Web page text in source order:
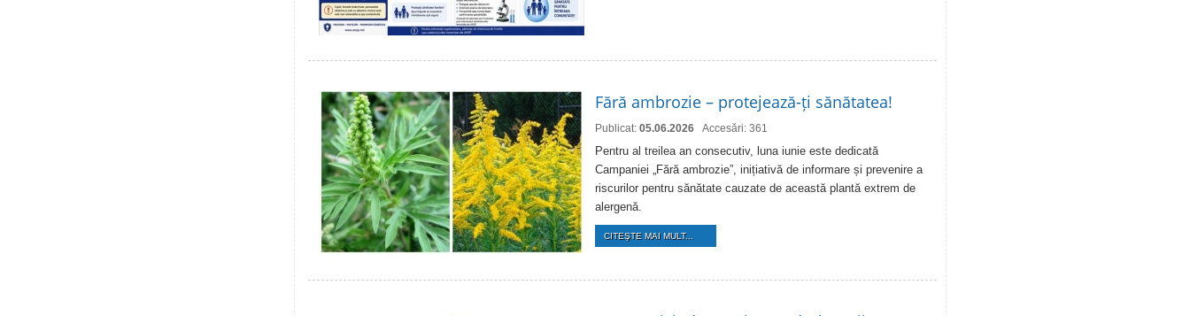
Fără ambrozie – protejează-ți sănătatea!
Publicat: 05.06.2026 Accesări: 361
Pentru al treilea an consecutiv, luna iunie este dedicată
Campaniei „Fără ambrozie”, inițiativă de informare și prevenire a
riscurilor pentru sănătate cauzate de această plantă extrem de
alergenă.
CITEŞTE MAI MULT...